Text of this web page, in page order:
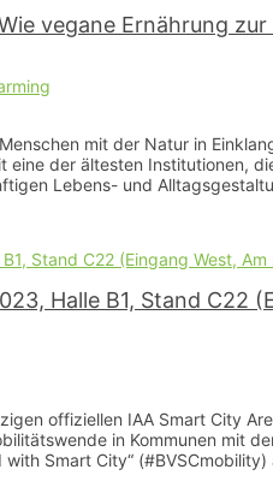
vegane Ernährung
mit der Natur in
eine der ältesten Institutionen,
Lebens- und
Halle B1, Stand C22
offiziellen IAA Smart City
in Kommunen mit
Smart City“